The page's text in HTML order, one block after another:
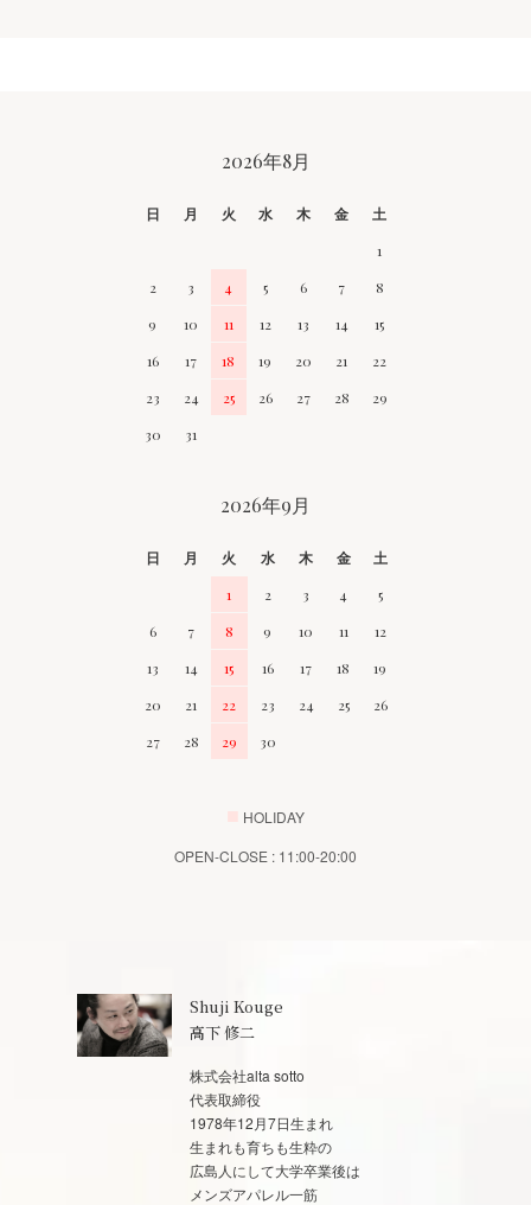
2026年8月
日 月 火 水 木 金
土
1
2
3 4 5 6 7
8
9
10 11 12 13 14
15
16
17 18 19 20 21
22
23
24 25 26 27 28
29
30
31
2026年9月
日 月 火 水 木 金
土
1
2 3 4
5
6
7 8 9 10 11
12
13
14 15 16 17 18
19
20
21 22 23 24 25
26
27
28 29 30
HOLIDAY
OPEN-CLOSE : 11:00-20:00
Shuji Kouge
高下 修二
株式会社alta sotto
代表取締役
1978年12月7日生まれ
生まれも育ちも生粋の
広島人にして大学卒業後は
メンズアパレル一筋